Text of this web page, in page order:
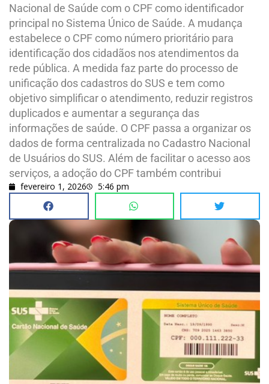
Nacional de Saúde com o CPF como identificador
principal no Sistema Único de Saúde. A mudança
estabelece o CPF como número prioritário para
identificação dos cidadãos nos atendimentos da
rede pública. A medida faz parte do processo de
unificação dos cadastros do SUS e tem como
objetivo simplificar o atendimento, reduzir registros
duplicados e aumentar a segurança das
informações de saúde. O CPF passa a organizar os
dados de forma centralizada no Cadastro Nacional
de Usuários do SUS. Além de facilitar o acesso aos
serviços, a adoção do CPF também contribui
fevereiro 1, 2026 5:46 pm